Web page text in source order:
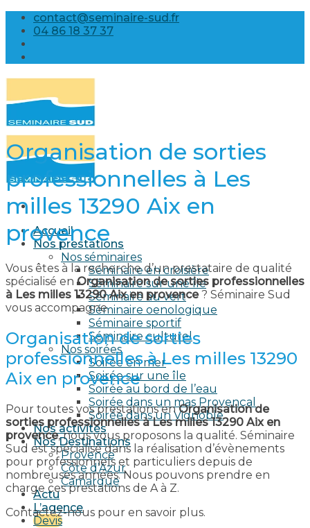
Skip
content
contact@seminaire-sud.fr
04 86 18 37 37
Accueil
Nos prestations
Nos séminaires
Séminaire en croisière
Séminaire sur une île
Séminaire au vert
Séminaire oenologique
Séminaire sportif
Séminaire culturel
Nos soirées
Soirée en mer
Soirée sur une île
Soirée au bord de l’eau
Soirée dans un mas Provençal
Soirée dans un Vignoble
Nos activités
Nos Destinations
Provence
Côte d’Azur
Camargue
Actu
L’agence
Devis
Organisation de sorties
professionnelles à Les
milles 13290 Aix en
provence​
Vous êtes à la recherche d’un prestataire de qualité
spécialisé en Organisation de sorties professionnelles
à Les milles 13290 Aix en provence​? Séminaire Sud
vous accompagne.
Organisation de sorties
professionnelles à Les milles 13290
Aix en provence​
Pour toutes vos prestations enOrganisation de
sorties professionnelles à Les milles 13290 Aix en
provence​, nous vous proposons la qualité. Séminaire
Sud est spécialisé dans la réalisation d’évènements
pour professionnels et particuliers depuis de
nombreuses années. Nous pouvons prendre en
charge ces prestations de A à Z.
Contactez-nous pour en savoir plus.